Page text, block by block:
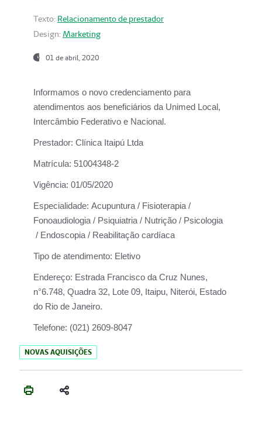
Texto: Relacionamento de prestador
Design: Marketing
01 de abril, 2020
Informamos o novo credenciamento para
atendimentos aos beneficiários da Unimed Local,
Intercâmbio Federativo e Nacional.
Prestador: Clínica Itaipú Ltda
Matrícula: 51004348-2
Vigência: 01/05/2020
Especialidade: Acupuntura / Fisioterapia /
Fonoaudiologia / Psiquiatria / Nutrição / Psicologia
/ Endoscopia / Reabilitação cardíaca
Tipo de atendimento: Eletivo
Endereço: Estrada Francisco da Cruz Nunes,
n°6.748, Quadra 32, Lote 09, Itaipu, Niterói, Estado
do Rio de Janeiro.
Telefone: (021) 2609-8047
NOVAS AQUISIÇÕES